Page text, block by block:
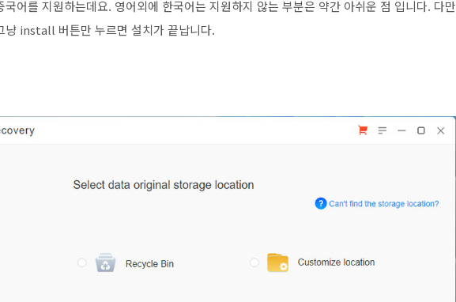
어를 지원하는데요. 영어외에 한국어는 지원하지 않는 부분은 약간 아쉬운 점 입니다. 다만
냥 install 버튼만 누르면 설치가 끝납니다.